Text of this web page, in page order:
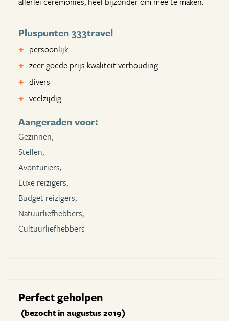
Pluspunten 333travel
persoonlijk
zeer goede prijs kwaliteit verhouding
divers
veelzijdig
Aangeraden voor:
Gezinnen,
Stellen,
Avonturiers,
Luxe reizigers,
Budget reizigers,
Natuurliefhebbers,
Cultuurliefhebbers
Perfect geholpen
(bezocht in augustus 2019)